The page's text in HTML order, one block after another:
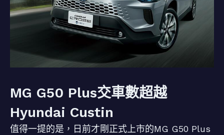
MG G50 Plus交車數超越
Hyundai Custin
值得一提的是，日前才剛正式上市的MG G50 Plus